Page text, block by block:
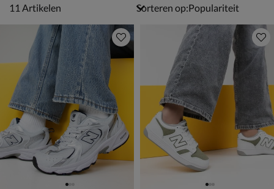
11 artikelen
11 Artikelen Sorteren op: